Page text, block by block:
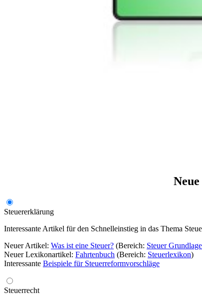
Steuererklärung
Interessante Artikel für den Schnelleinstieg in das Thema
Neuer Artikel: Was ist eine Steuer? (Bereich: Steuer
Neuer Lexikonartikel: Fahrtenbuch (Bereich: Steuerlexikon)
Interessante Beispiele für Steuerreformvorschläge
Steuerrecht